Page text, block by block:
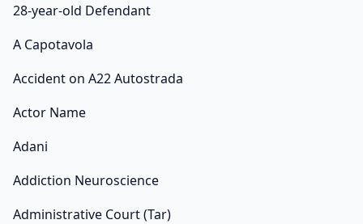
28-year-old Defendant
A Capotavola
Accident on A22 Autostrada
Actor Name
Adani
Addiction Neuroscience
Administrative Court (Tar)